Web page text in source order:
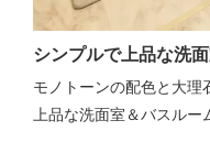
シンプルで上品な洗
モノトーンの配色と大理
上品な洗面室＆バスルー